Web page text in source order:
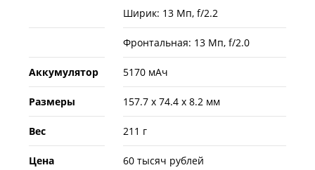
Ширик: 13 Мп, f/2.2
Фронтальная: 13 Мп, f/2.0
Аккумулятор 5170 мАч
Размеры 157.7 x 74.4 x 8.2 мм
Вес 211 г
Цена 60 тысяч рублей